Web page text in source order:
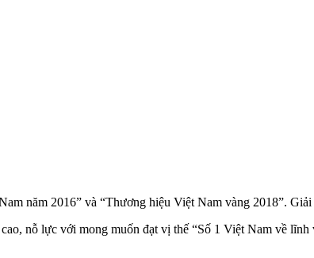
năm 2016” và “Thương hiệu Việt Nam vàng 2018”.
nỗ lực với mong muốn đạt vị thế “Số 1 Việt Nam về lĩnh